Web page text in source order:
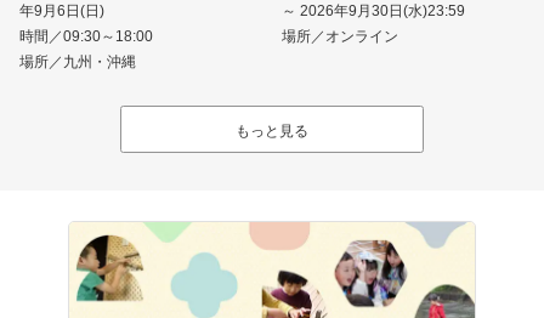
年9月6日(日)
時間／09:30～18:00
場所／九州・沖縄
～ 2026年9月30日(水)23:59
場所／オンライン
もっと見る